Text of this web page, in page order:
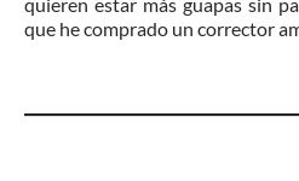
que he comprado un corrector